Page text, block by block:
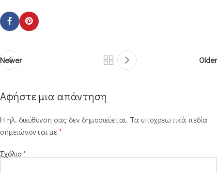
Newer Older
Αφήστε μια απάντηση
Η ηλ. διεύθυνση σας δεν δημοσιεύεται. Τα υποχρεωτικά πεδία
σημειώνονται με*
Σχόλιο*